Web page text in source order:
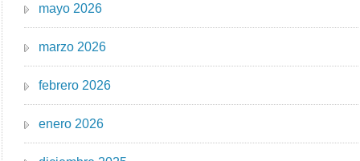
mayo 2026
marzo 2026
febrero 2026
enero 2026